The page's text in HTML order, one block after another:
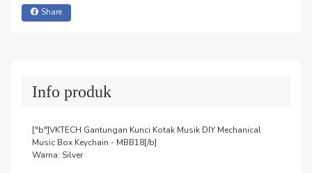
Share
Info produk
["b"]VKTECH Gantungan Kunci Kotak Musik DIY Mechanical
Music Box Keychain - MBB18[/b]
Warna: Silver